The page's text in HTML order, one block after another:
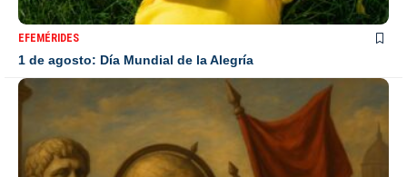
EFEMÉRIDES
1 de agosto: Día Mundial de la Alegría